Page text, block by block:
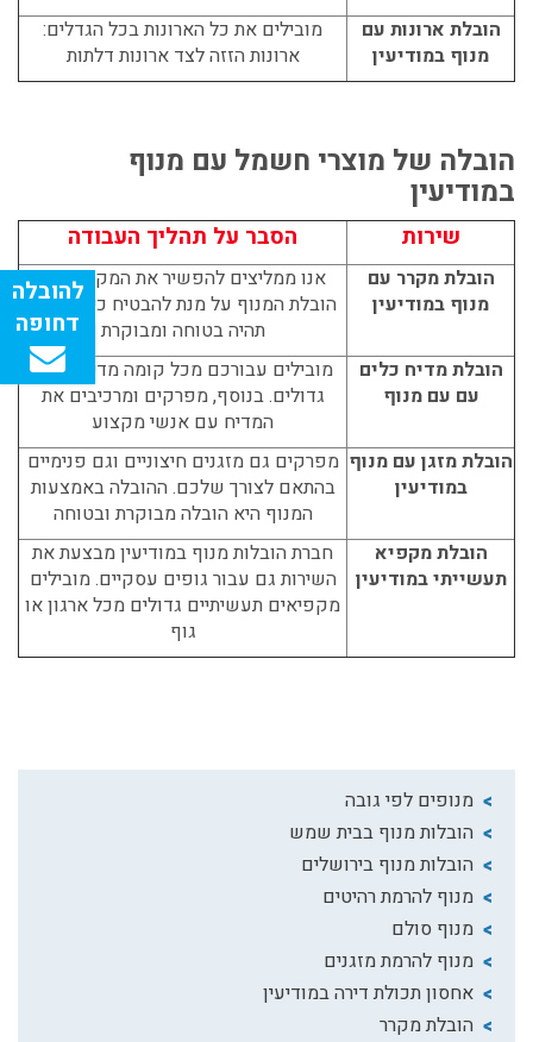
מנופים לפי גובה
הובלות מנוף בבית שמש
הובלות מנוף בירושלים
מנוף להרמת רהיטים
מנוף סולם
מנוף להרמת מזגנים
אחסון תכולת דירה במודיעין
הובלת מקרר
הובלת ארונות עם
מנוף במודיעין
מובילים את כל הארונות בכל הגדלים:
ארונות הזזה לצד ארונות דלתות
הובלה של מוצרי חשמל עם מנוף
במודיעין
שירות הסבר על תהליך העבודה
הובלת מקרר עם
מנוף במודיעין
אנו ממליצים להפשיר את המקרר לפני
הובלת המנוף על מנת להבטיח כי ההובלה
תהיה בטוחה ומבוקרת
הובלת מדיח כלים
עם עם מנוף
מובילים עבורכם מכל קומה מדיחי כלים
גדולים. בנוסף, מפרקים ומרכיבים את
המדיח עם אנשי מקצוע
הובלת מזגן עם מנוף
במודיעין
מפרקים גם מזגנים חיצוניים וגם פנימיים
בהתאם לצורך שלכם. ההובלה באמצעות
המנוף היא הובלה מבוקרת ובטוחה
הובלת מקפיא
תעשייתי במודיעין
חברת הובלות מנוף במודיעיןמבצעת את
השירות גם עבור גופים עסקיים. מובילים
מקפיאים תעשיתיים גדולים מכל ארגון או
גוף